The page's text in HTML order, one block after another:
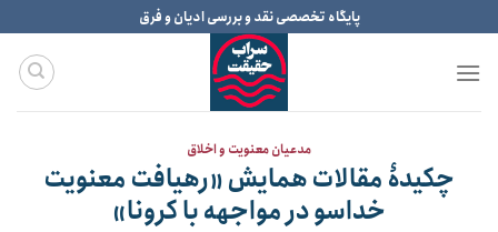
to
content
پایگاه تخصصی نقد و بررسی ادیان و فرق
مدعیان معنویت و اخلاق
چکیدۀ مقالات همایش «رهیافت معنویت
خداسو در مواجهه با کرونا»